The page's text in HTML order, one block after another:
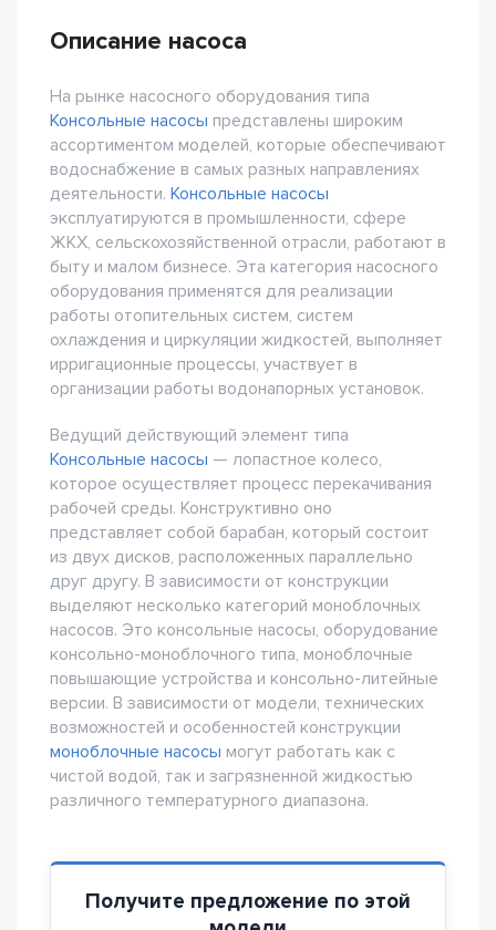
Описание насоса
На рынке насосного оборудования типа
Консольные насосы представлены широким
ассортиментом моделей, которые обеспечивают
водоснабжение в самых разных направлениях
деятельности. Консольные насосы
эксплуатируются в промышленности, сфере
ЖКХ, сельскохозяйственной отрасли, работают в
быту и малом бизнесе. Эта категория насосного
оборудования применятся для реализации
работы отопительных систем, систем
охлаждения и циркуляции жидкостей, выполняет
ирригационные процессы, участвует в
организации работы водонапорных установок.
Ведущий действующий элемент типа
Консольные насосы — лопастное колесо,
которое осуществляет процесс перекачивания
рабочей среды. Конструктивно оно
представляет собой барабан, который состоит
из двух дисков, расположенных параллельно
друг другу. В зависимости от конструкции
выделяют несколько категорий моноблочных
насосов. Это консольные насосы, оборудование
консольно-моноблочного типа, моноблочные
повышающие устройства и консольно-литейные
версии. В зависимости от модели, технических
возможностей и особенностей конструкции
моноблочные насосы могут работать как с
чистой водой, так и загрязненной жидкостью
различного температурного диапазона.
Получите предложение по этой